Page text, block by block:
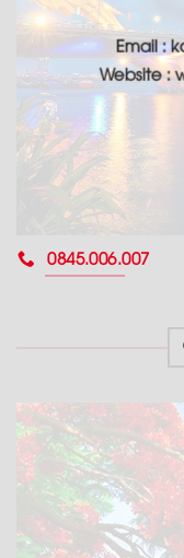
Email :
Website :
0845.006.007